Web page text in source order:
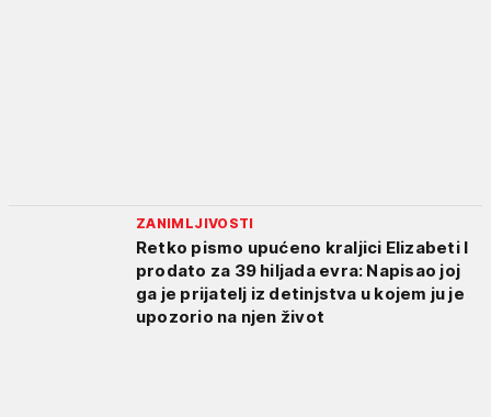
ZANIMLJIVOSTI
Retko pismo upućeno kraljici Elizabeti I
prodato za 39 hiljada evra: Napisao joj
ga je prijatelj iz detinjstva u kojem ju je
upozorio na njen život